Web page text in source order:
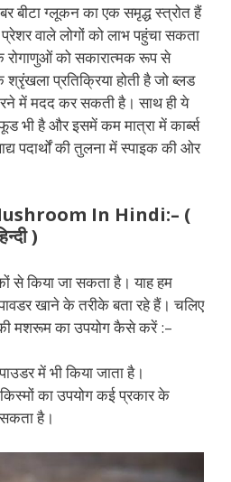
बीटा ग्लूकन का एक समृद्ध स्त्रोत हैं
वाले लोगों को लाभ पहुंचा सकता
को सकारात्मक रूप से
प्रतिक्रिया होती है जो ब्लड
में मदद कर सकती है। साथ ही ये
भी है और इसमें कम मात्रा में कार्ब्स
पदार्थों की तुलना में स्पाइक की ओर
In Hindi:– (
)
से किया जा सकता है। याह हम
खाने के तरीके बता रहे हैं। चलिए
मशरूम का उपयोग कैसे करें :–
में भी किया जाता है।
का उपयोग कई प्रकार के
है।